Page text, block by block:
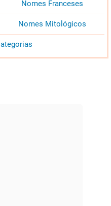
Nomes Franceses
Nomes Mitológicos